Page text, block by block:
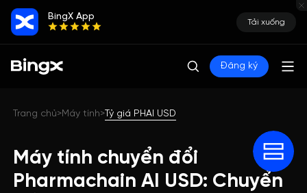
BingX App
Tải xuống
Đăng ký
Trang chủ>Máy tính>Tỷ giá PHAI USD
Máy tính chuyển đổi
Pharmachain AI USD: Chuyển